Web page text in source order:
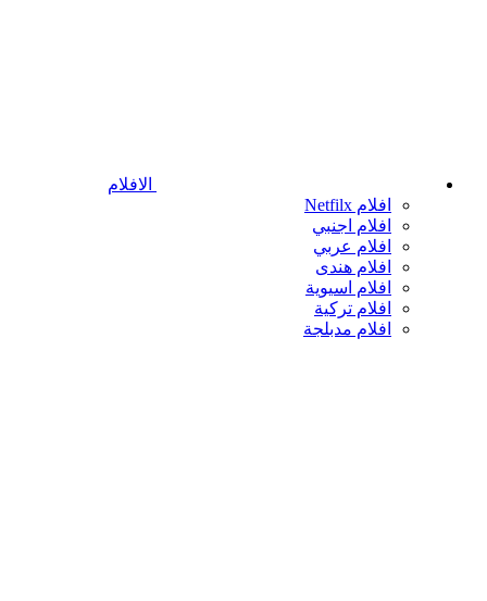
الافلام
افلام Netfilx
افلام اجنبي
افلام عربي
افلام هندى
افلام اسيوية
افلام تركية
افلام مدبلجة